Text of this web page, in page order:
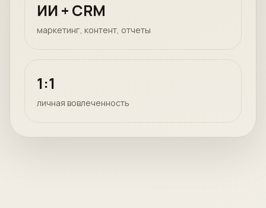
ИИ + CRM
маркетинг, контент, отчеты
1:1
личная вовлеченность